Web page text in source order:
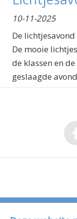
10-11-2025
De
De mooie
de klassen en
geslaagde